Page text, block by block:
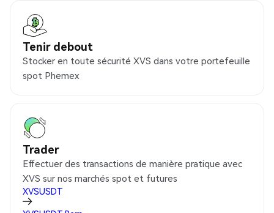
Tenir debout
Stocker en toute sécurité XVS dans votre portefeuille
spot Phemex
Trader
Effectuer des transactions de manière pratique avec
XVS sur nos marchés spot et futures
XVSUSDT